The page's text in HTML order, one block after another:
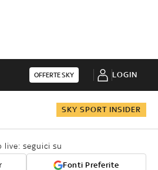
OFFERTE SKY LOGIN
SKY SPORT INSIDER
live: seguici su
Fonti Preferite